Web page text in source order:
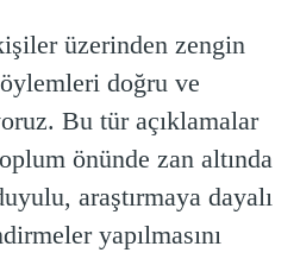
üzerinden zengin
doğru ve
Bu tür açıklamalar
önünde zan altında
araştırmaya dayalı
yapılmasını